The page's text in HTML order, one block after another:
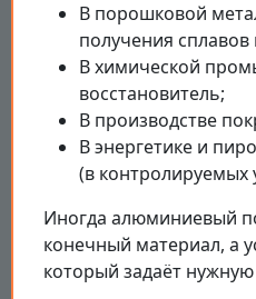
В порошковой
получения сплавов
В химической
восстановитель;
В производстве
В энергетике и
(в контролируемых
Иногда алюминиевый
конечный материал, а
который задаёт